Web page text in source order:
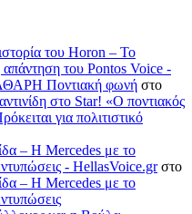
του Horon – Το
απάντηση του Pontos Voice -
Ποντιακή φωνή στο
στο Star! «Ο ποντιακός
για πολιτιστικό
– Η Mercedes με το
- HellasVoice.grστο
– Η Mercedes με το